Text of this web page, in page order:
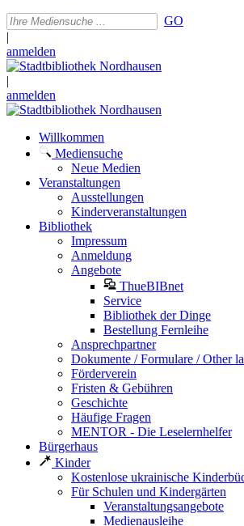
GO
|
anmelden
|
anmelden
Willkommen
Mediensuche
Neue Medien
Veranstaltungen
Ausstellungen
Kinderveranstaltungen
Bibliothek
Impressum
Anmeldung
Angebote
ThueBIBnet
Service
Bibliothek der Dinge
Bestellung Fernleihe
Ansprechpartner
Dokumente / Formulare / Other
Förderverein
Fristen & Gebühren
Geschichte
Häufige Fragen
MENTOR - Die Leselernhelfer
Bürgerhaus
Kinder
Kostenlose ukrainische
Für Schulen und Kindergärten
Veranstaltungsangebote
Medienausleihe